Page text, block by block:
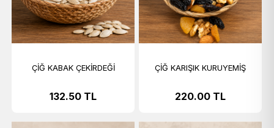
ÇİĞ KABAK ÇEKİRDEĞİ
132.50 TL
ÇİĞ KARIŞIK KURUYEMİŞ
220.00 TL